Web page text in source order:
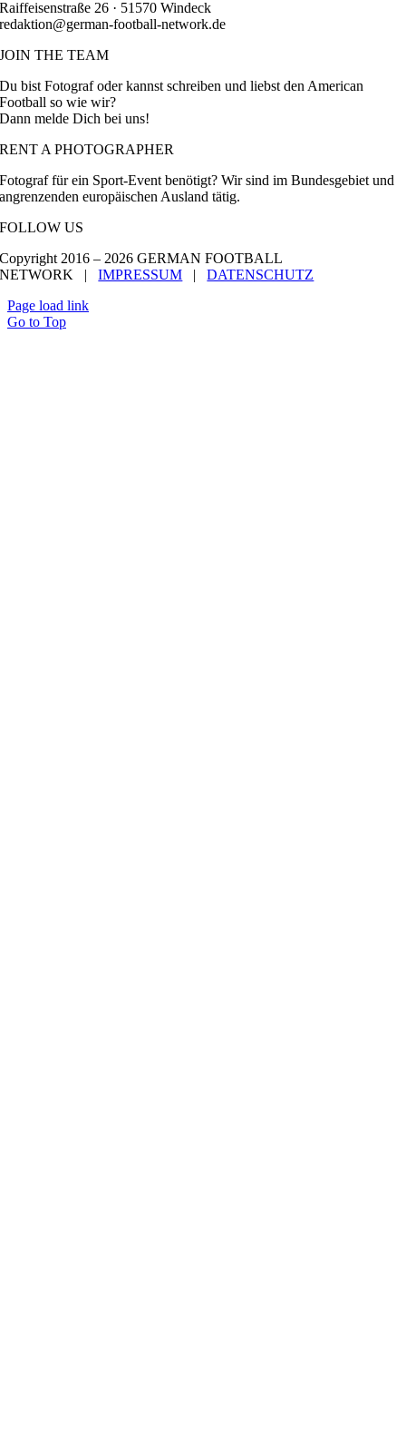
Raiffeisenstraße 26 · 51570 Windeck
redaktion@german-football-network.de
JOIN THE TEAM
Du bist Fotograf oder kannst schreiben und liebst den American
Football so wie wir?
Dann melde Dich bei uns!
RENT A PHOTOGRAPHER
Fotograf für ein Sport-Event benötigt? Wir sind im Bundesgebiet und
angrenzenden europäischen Ausland tätig.
FOLLOW US
Copyright 2016 – 2026 GERMAN FOOTBALL
NETWORK |IMPRESSUM |DATENSCHUTZ
Page load link
Go to Top